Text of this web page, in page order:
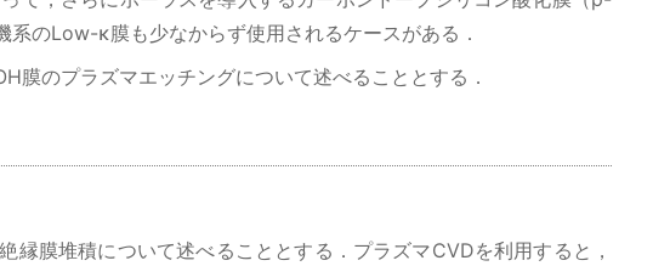
のLow-κ膜も少なからず使用されるケースがある．
のプラズマエッチングについて述べることとする．
膜堆積について述べることとする．プラズマCVDを利用すると，